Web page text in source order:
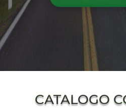
CATALOGO